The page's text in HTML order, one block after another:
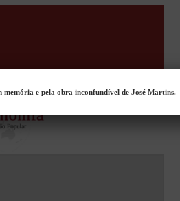
memória e pela obra inconfundível de José Martins.